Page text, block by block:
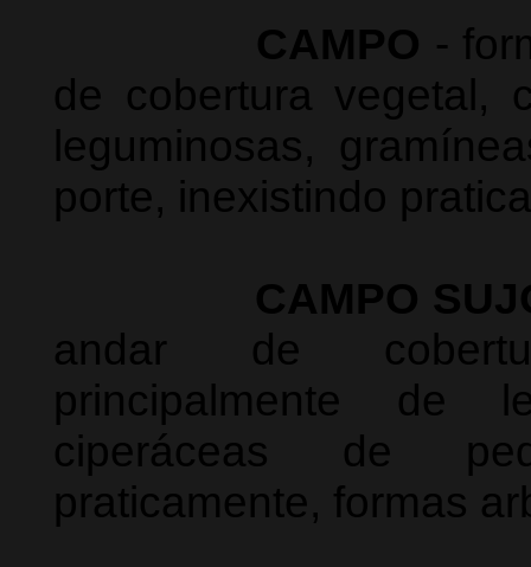
CAMPO -
de cobertura vegetal,
leguminosas,
porte, inexistindo
CAMPO
andar de
principalmente de
ciperáceas de
praticamente, formas